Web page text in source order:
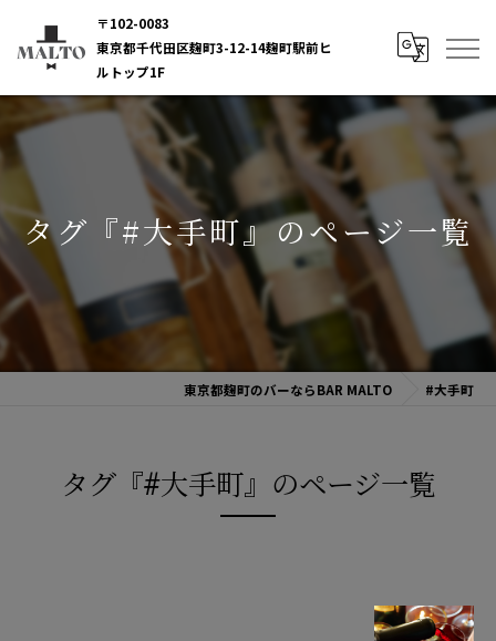
〒102-0083
東京都千代田区麹町3-12-14麹町駅前ヒ
ルトップ1F
タグ『#大手町』のページ一覧
東京都麹町のバーならBAR MALTO #大手町
タグ『#大手町』のページ一覧